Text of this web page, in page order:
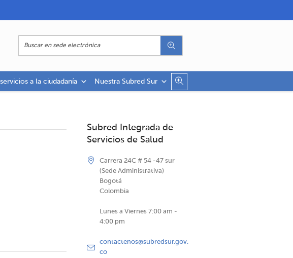
a la ciudadanía Nuestra Subred Sur
Subred Integrada de
Servicios de Salud
Carrera 24C # 54 -47 sur
(Sede Administrativa)
Bogotá
Colombia
Lunes a Viernes 7:00 am -
4:00 pm
contactenos@subredsur.gov.
co